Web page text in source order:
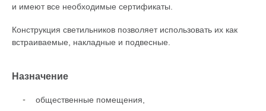
и имеют все необходимые сертификаты.
Конструкция светильников позволяет использовать их как
встраиваемые, накладные и подвесные.
Назначение
общественные помещения,